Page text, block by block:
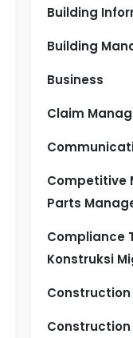
Building
Building
Business
Claim
Competitive
Parts
Compliance
Konstruksi
Construction
Construction